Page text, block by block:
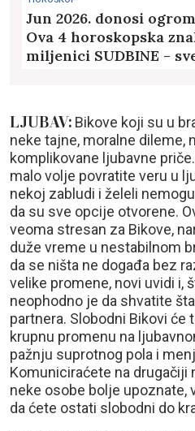
Jun 2026. donosi
Ova 4 horoskopska
miljenici SUDBINE -
LJUBAV:Bikove koji su u
neke tajne, moralne dileme,
komplikovane ljubavne
malo volje povratite veru u
nekoj zabludi i želeli
da su sve opcije otvorene.
veoma stresan za Bikove,
duže vreme u nestabilnom
da se ništa ne događa bez
velike promene, novi uvidi i,
neophodno je da shvatite
partnera. Slobodni Bikovi će
krupnu promenu na
pažnju suprotnog pola i
Komuniciraćete na drugačiji
neke osobe bolje upoznate,
da ćete ostati slobodni do